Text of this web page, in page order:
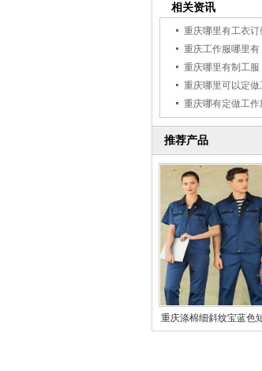
相关资讯
重庆哪里有工衣订
重庆工作服哪里有
重庆哪里有制工服
重庆哪里可以定做
重庆哪有定做工作
推荐产品
重庆涤棉细斜纹宝蓝色
工作服